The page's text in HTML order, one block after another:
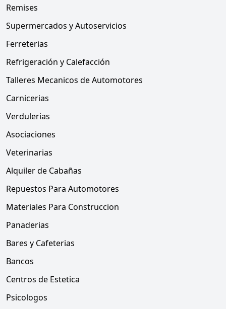
Remises
Supermercados y Autoservicios
Ferreterias
Refrigeración y Calefacción
Talleres Mecanicos de Automotores
Carnicerias
Verdulerias
Asociaciones
Veterinarias
Alquiler de Cabañas
Repuestos Para Automotores
Materiales Para Construccion
Panaderias
Bares y Cafeterias
Bancos
Centros de Estetica
Psicologos